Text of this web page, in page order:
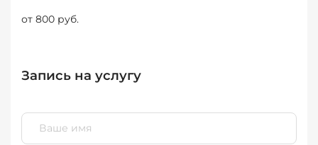
от 800 руб.
Запись на услугу